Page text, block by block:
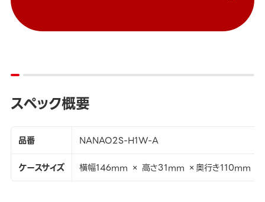
スペック概要
品番
NANAO2S-H1W-A
ケースサイズ
横幅146mm × 高さ31mm ×奥行き110mm